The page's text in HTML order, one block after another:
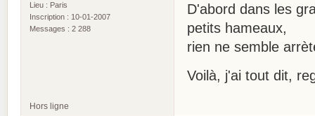
Lieu : Paris
Inscription : 10-01-2007
Messages : 2 288
D'abord dans les
petits hameaux,
rien ne semble
Voilà, j'ai tout dit,
Hors ligne